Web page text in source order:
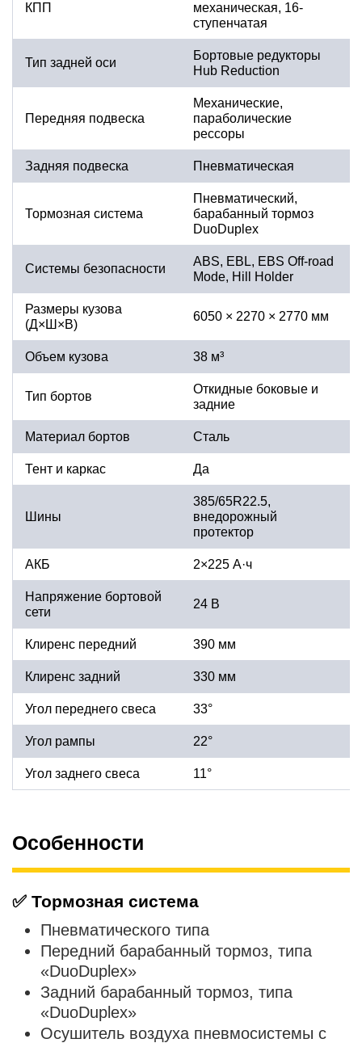
КПП
механическая, 16-
ступенчатая
Тип задней оси
Бортовые редукторы
Hub Reduction
Передняя подвеска
Механические,
параболические
рессоры
Задняя подвеска Пневматическая
Тормозная система
Пневматический,
барабанный тормоз
DuoDuplex
Системы безопасности
ABS, EBL, EBS Off-road
Mode, Hill Holder
Размеры кузова
(Д×Ш×В)
6050 × 2270 × 2770 мм
Объем кузова 38 м³
Тип бортов
Откидные боковые и
задние
Материал бортов Сталь
Тент и каркас Да
Шины
385/65R22.5,
внедорожный
протектор
АКБ 2×225 А·ч
Напряжение бортовой
сети
24 В
Клиренс передний 390 мм
Клиренс задний 330 мм
Угол переднего свеса 33°
Угол рампы 22°
Угол заднего свеса 11°
Особенности
✅ Тормозная система
Пневматического типа
Передний барабанный тормоз, типа
«DuoDuplex»
Задний барабанный тормоз, типа
«DuoDuplex»
Осушитель воздуха пневмосистемы с